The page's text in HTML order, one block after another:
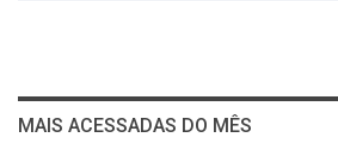
MAIS ACESSADAS DO MÊS